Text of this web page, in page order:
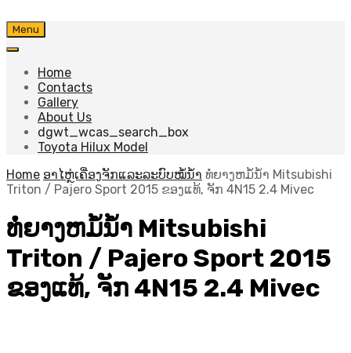
Skip
to
Menu
Home
Contacts
Gallery
About Us
dgwt_wcas_search_box
Toyota Hilux Model
Home ອາໄຫຼ່ເຄື່ອງຈັກແລະລະບົບໝໍ້ນ້ຳ ທໍ່ຍາງຫມໍ້ນ້ຳ Mitsubishi
Triton / Pajero Sport 2015 ຂອງແທ້, ຈັກ 4N15 2.4 Mivec
ທໍ່ຍາງຫມໍ້ນ້ຳ Mitsubishi
Triton / Pajero Sport 2015
ຂອງແທ້, ຈັກ 4N15 2.4 Mivec